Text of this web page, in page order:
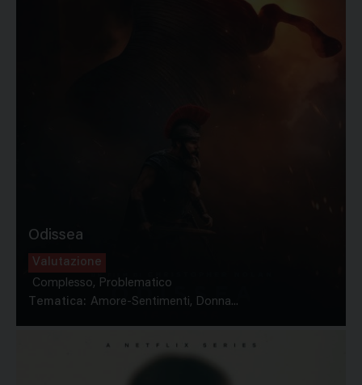
Odissea
Valutazione
Complesso, Problematico
Tematica: Amore-Sentimenti, Donna...